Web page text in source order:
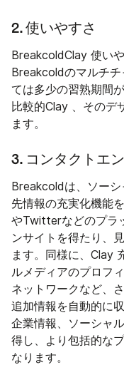
2. 使いやすさ
BreakcoldClay 使い
Breakcoldのマルチ
ては多少の習熟期間
比較的Clay 、そのデ
ます。
3. コンタクトエ
Breakcoldは、ソー
先情報の充実化機能
やTwitterなどのプラ
ンサイトを得たり、
ます。同様に、Clay
ルメディアのプロフ
ネットワークなど、
追加情報を自動的に
企業情報、ソーシャ
得し、より包括的な
なります。